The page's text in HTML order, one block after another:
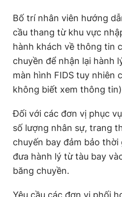
Bố trí nhân viên hướng
cầu thang từ khu vực
hành khách về thông tin
chuyền để nhận lại hành
màn hình FIDS tuy nhiên
không biết xem thông
Đối với các đơn vị phục
số lượng nhân sự, trang
chuyến bay đảm bảo
đưa hành lý từ tàu bay
băng chuyền.
Yêu cầu các đơn vị phối